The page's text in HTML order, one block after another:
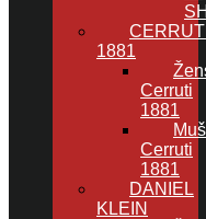
CERRUTI
1881
Cerruti
1881
Cerruti
1881
DANIEL
KLEIN